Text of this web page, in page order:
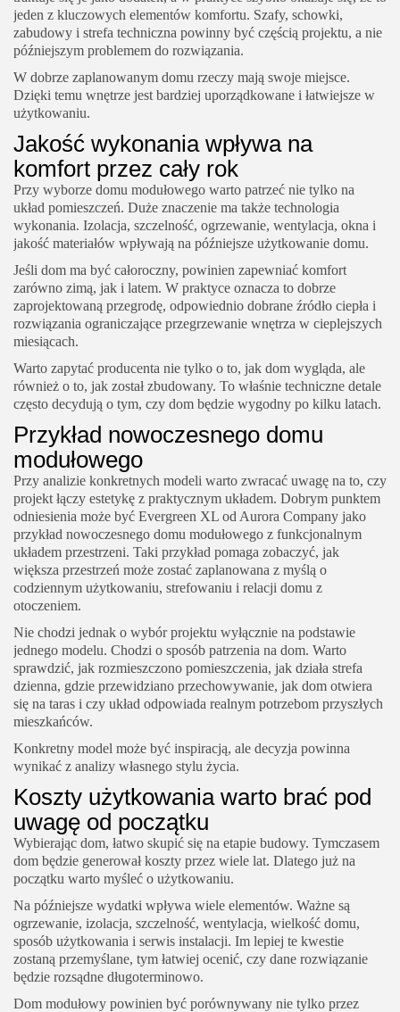
jeden z kluczowych elementów komfortu. Szafy, schowki,
zabudowy i strefa techniczna powinny być częścią projektu, a nie
późniejszym problemem do rozwiązania.
W dobrze zaplanowanym domu rzeczy mają swoje miejsce.
Dzięki temu wnętrze jest bardziej uporządkowane i łatwiejsze w
użytkowaniu.
Jakość wykonania wpływa na
komfort przez cały rok
Przy wyborze domu modułowego warto patrzeć nie tylko na
układ pomieszczeń. Duże znaczenie ma także technologia
wykonania. Izolacja, szczelność, ogrzewanie, wentylacja, okna i
jakość materiałów wpływają na późniejsze użytkowanie domu.
Jeśli dom ma być całoroczny, powinien zapewniać komfort
zarówno zimą, jak i latem. W praktyce oznacza to dobrze
zaprojektowaną przegrodę, odpowiednio dobrane źródło ciepła i
rozwiązania ograniczające przegrzewanie wnętrza w cieplejszych
miesiącach.
Warto zapytać producenta nie tylko o to, jak dom wygląda, ale
również o to, jak został zbudowany. To właśnie techniczne detale
często decydują o tym, czy dom będzie wygodny po kilku latach.
Przykład nowoczesnego domu
modułowego
Przy analizie konkretnych modeli warto zwracać uwagę na to, czy
projekt łączy estetykę z praktycznym układem. Dobrym punktem
odniesienia może być Evergreen XL od Aurora Company jako
przykład nowoczesnego domu modułowego z funkcjonalnym
układem przestrzeni. Taki przykład pomaga zobaczyć, jak
większa przestrzeń może zostać zaplanowana z myślą o
codziennym użytkowaniu, strefowaniu i relacji domu z
otoczeniem.
Nie chodzi jednak o wybór projektu wyłącznie na podstawie
jednego modelu. Chodzi o sposób patrzenia na dom. Warto
sprawdzić, jak rozmieszczono pomieszczenia, jak działa strefa
dzienna, gdzie przewidziano przechowywanie, jak dom otwiera
się na taras i czy układ odpowiada realnym potrzebom przyszłych
mieszkańców.
Konkretny model może być inspiracją, ale decyzja powinna
wynikać z analizy własnego stylu życia.
Koszty użytkowania warto brać pod
uwagę od początku
Wybierając dom, łatwo skupić się na etapie budowy. Tymczasem
dom będzie generował koszty przez wiele lat. Dlatego już na
początku warto myśleć o użytkowaniu.
Na późniejsze wydatki wpływa wiele elementów. Ważne są
ogrzewanie, izolacja, szczelność, wentylacja, wielkość domu,
sposób użytkowania i serwis instalacji. Im lepiej te kwestie
zostaną przemyślane, tym łatwiej ocenić, czy dane rozwiązanie
będzie rozsądne długoterminowo.
Dom modułowy powinien być porównywany nie tylko przez